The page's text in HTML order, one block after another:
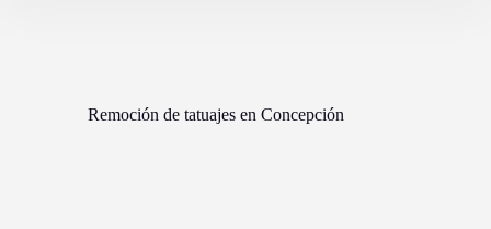
Remoción de tatuajes en Concepción